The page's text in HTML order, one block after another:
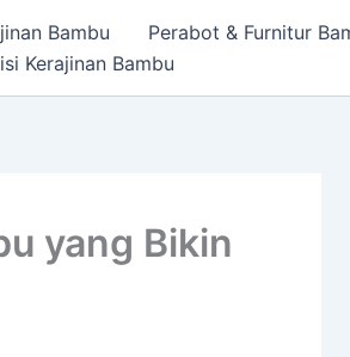
Bambu
Perabot & Furnitur
Kerajinan Bambu
yang Bikin